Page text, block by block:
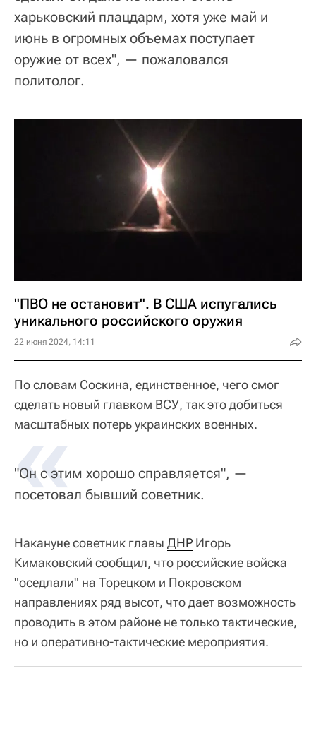
харьковский плацдарм, хотя уже май и
июнь в огромных объемах поступает
оружие от всех", — пожаловался
политолог.
"ПВО не остановит". В США испугались
уникального российского оружия
22 июня 2024, 14:11
По словам Соскина, единственное, чего смог
сделать новый главком ВСУ, так это добиться
масштабных потерь украинских военных.
«
"Он с этим хорошо справляется", —
посетовал бывший советник.
Накануне советник главы ДНР Игорь
Кимаковский сообщил, что российские войска
"оседлали" на Торецком и Покровском
направлениях ряд высот, что дает возможность
проводить в этом районе не только тактические,
но и оперативно-тактические мероприятия.